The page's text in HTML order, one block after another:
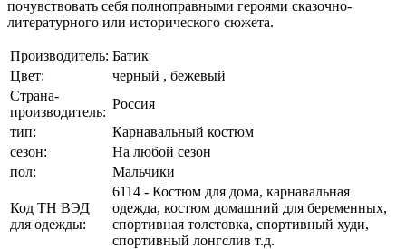
почувствовать себя полноправными героями сказочно-
литературного или исторического сюжета.
Производитель: Батик
Цвет:
черный , бежевый
Страна-
производитель:
Россия
тип:
Карнавальный костюм
сезон:
На любой сезон
пол:
Мальчики
Код ТН ВЭД
для одежды:
6114 - Костюм для дома, карнавальная
одежда, костюм домашний для беременных,
спортивная толстовка, спортивный худи,
спортивный лонгслив т.д.